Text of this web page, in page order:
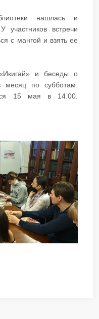
нашлась и
встречи
с мангой и взять ее
и беседы о
по субботам.
15 мая в 14.00.